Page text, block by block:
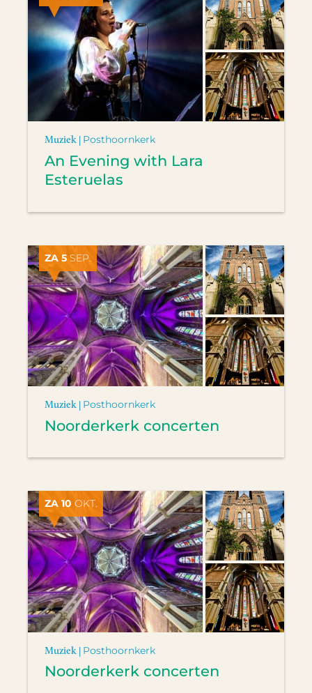
Muziek | Posthoornkerk
An Evening with Lara
Esteruelas
ZA 5 SEP.
Muziek | Posthoornkerk
Noorderkerk concerten
ZA 10 OKT.
Muziek | Posthoornkerk
Noorderkerk concerten